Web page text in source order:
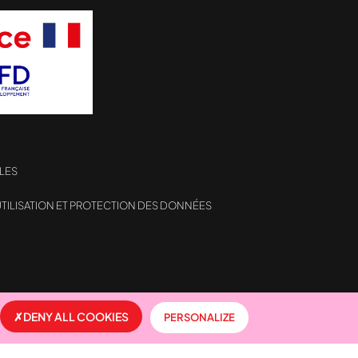
avec les réglementations. Personnalisez vos
ET PROTECTION DES DONNÉES
DENY ALL COOKIES PERSONALIZE